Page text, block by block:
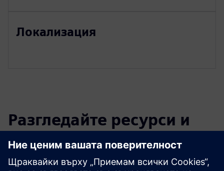
Локализация
Разгледайте ресурси и
свързани продукти